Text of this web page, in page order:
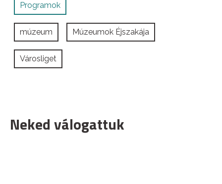
Programok
múzeum Múzeumok Éjszakája
Városliget
Neked válogattuk